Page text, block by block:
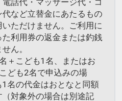
電話代・マッサージ代・コ
代など立替金にあたるもの
いただけません。ご利用に
た利用券の返金または釣銭
ん。
＋こども1名、またはお
ども2名で申込みの場
1名の代金はおとなと同額
（対象外の場合は別途記